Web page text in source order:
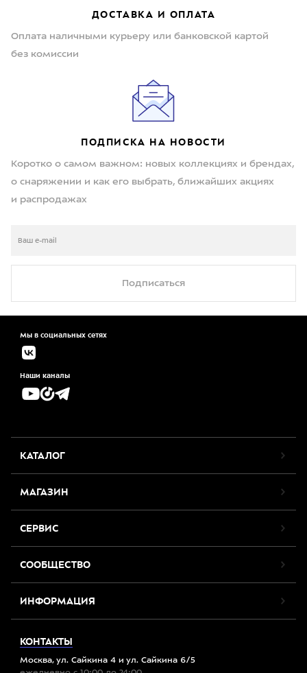
ДОСТАВКА И ОПЛАТА
Оплата наличными курьеру или банковской картой
без комиссии
ПОДПИСКА НА НОВОСТИ
Коротко о самом важном: новых коллекциях и брендах,
о снаряжении и как его выбрать, ближайших акциях
и распродажах
Подписаться
Мы в социальных сетях
Наши каналы
КАТАЛОГ
МАГАЗИН
СЕРВИС
СООБЩЕСТВО
ИНФОРМАЦИЯ
КОНТАКТЫ
Москва, ул. Сайкина 4 и ул. Сайкина 6/5